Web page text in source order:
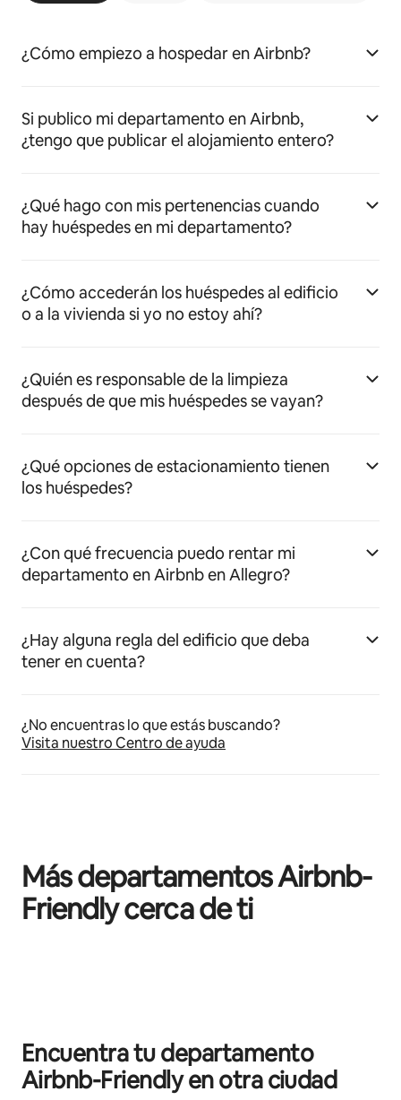
¿Cómo empiezo a hospedar en Airbnb?
Si publico mi departamento en Airbnb,
¿tengo que publicar el alojamiento entero?
¿Qué hago con mis pertenencias cuando
hay huéspedes en mi departamento?
¿Cómo accederán los huéspedes al edificio
o a la vivienda si yo no estoy ahí?
¿Quién es responsable de la limpieza
después de que mis huéspedes se vayan?
¿Qué opciones de estacionamiento tienen
los huéspedes?
¿Con qué frecuencia puedo rentar mi
departamento en Airbnb en Allegro?
¿Hay alguna regla del edificio que deba
tener en cuenta?
¿No encuentras lo que estás buscando?
Visita nuestro Centro de ayuda
Más departamentos Airbnb-
Friendly cerca de ti
Encuentra tu departamento
Airbnb-Friendly en otra ciudad